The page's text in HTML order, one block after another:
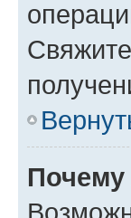
Почему